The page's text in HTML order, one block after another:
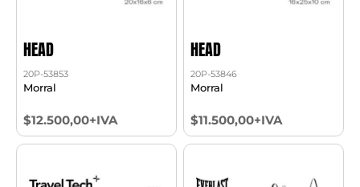
HEAD
20P-53853
Morral
$12.500,00+IVA
HEAD
20P-53846
Morral
$11.500,00+IVA